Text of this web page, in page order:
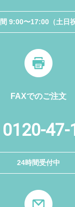
9:00〜17:00（土日
FAXでのご注文
0120-47-
24時間受付中